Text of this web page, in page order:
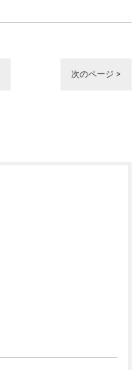
次のページ >